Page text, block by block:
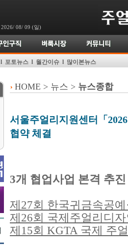
2026/ 08/ 09 (일)
l 포토뉴스 l 월간이슈 l 많이본뉴스
HOME > 뉴스 > 뉴스종합
서울주얼리지원센터「
협약 체결
3개 협업사업 본격 추진
제27회 한국귀금속공
제26회 국제주얼리디
제15회 KGTA 국제 주